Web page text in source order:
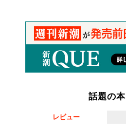
話題の本
レビュー